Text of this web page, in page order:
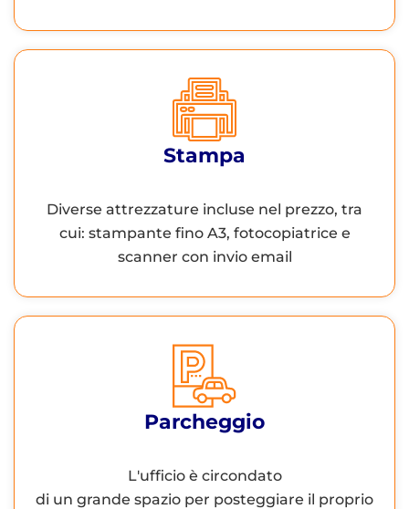
Stampa
Diverse attrezzature incluse nel prezzo, tra
cui: stampante fino A3, fotocopiatrice e
scanner con invio email
Parcheggio
L'ufficio è circondato
di un grande spazio per posteggiare il proprio